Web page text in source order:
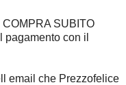
SUBITO
pagamento con il
email che Prezzofelice